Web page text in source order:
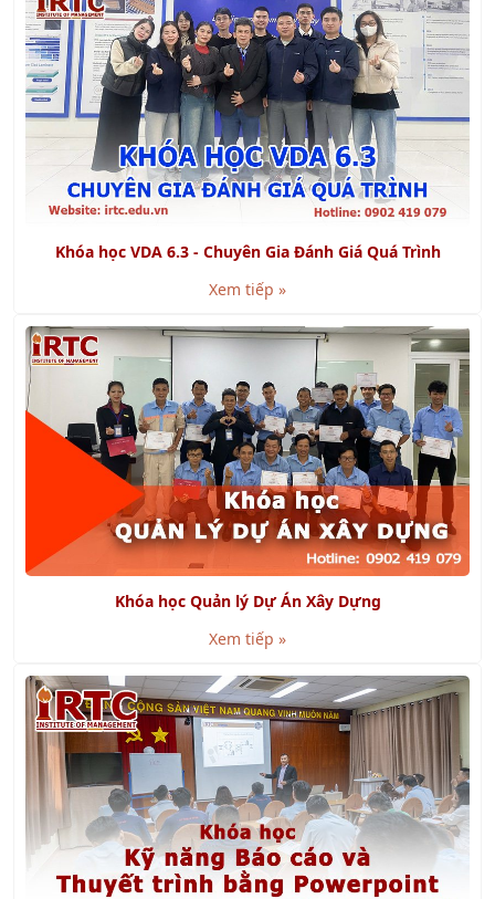
Khóa học VDA 6.3 - Chuyên Gia Đánh Giá Quá Trình
Xem tiếp »
Khóa học Quản lý Dự Án Xây Dựng
Xem tiếp »